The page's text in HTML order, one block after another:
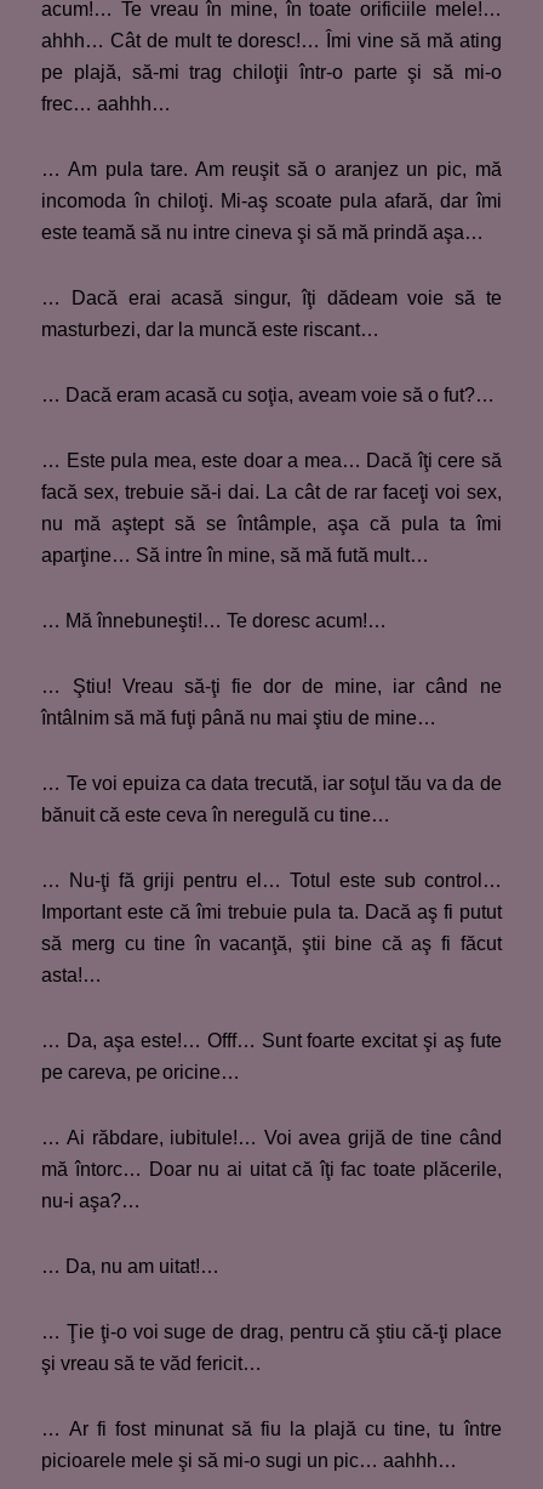
acum!… Te vreau în mine, în toate orificiile mele!…
ahhh… Cât de mult te doresc!… Îmi vine să mă ating
pe plajă, să-mi trag chiloţii într-o parte şi să mi-o
frec… aahhh…
… Am pula tare. Am reuşit să o aranjez un pic, mă
incomoda în chiloţi. Mi-aş scoate pula afară, dar îmi
este teamă să nu intre cineva şi să mă prindă aşa…
… Dacă erai acasă singur, îţi dădeam voie să te
masturbezi, dar la muncă este riscant…
… Dacă eram acasă cu soţia, aveam voie să o fut?…
… Este pula mea, este doar a mea… Dacă îţi cere să
facă sex, trebuie să-i dai. La cât de rar faceţi voi sex,
nu mă aştept să se întâmple, aşa că pula ta îmi
aparţine… Să intre în mine, să mă fută mult…
… Mă înnebuneşti!… Te doresc acum!…
… Ştiu! Vreau să-ţi fie dor de mine, iar când ne
întâlnim să mă fuţi până nu mai ştiu de mine…
… Te voi epuiza ca data trecută, iar soţul tău va da de
bănuit că este ceva în neregulă cu tine…
… Nu-ţi fă griji pentru el… Totul este sub control…
Important este că îmi trebuie pula ta. Dacă aş fi putut
să merg cu tine în vacanţă, ştii bine că aş fi făcut
asta!…
… Da, aşa este!… Offf… Sunt foarte excitat şi aş fute
pe careva, pe oricine…
… Ai răbdare, iubitule!… Voi avea grijă de tine când
mă întorc… Doar nu ai uitat că îţi fac toate plăcerile,
nu-i aşa?…
… Da, nu am uitat!…
… Ţie ţi-o voi suge de drag, pentru că ştiu că-ţi place
şi vreau să te văd fericit…
… Ar fi fost minunat să fiu la plajă cu tine, tu între
picioarele mele şi să mi-o sugi un pic… aahhh…